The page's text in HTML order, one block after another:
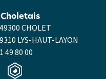
CHOLET
LYS-HAUT-LAYON
49 80 00